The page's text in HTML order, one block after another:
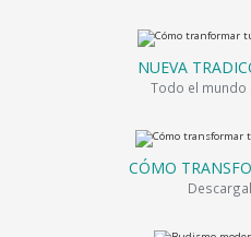
NUEVA
Todo el mundo
CÓMO